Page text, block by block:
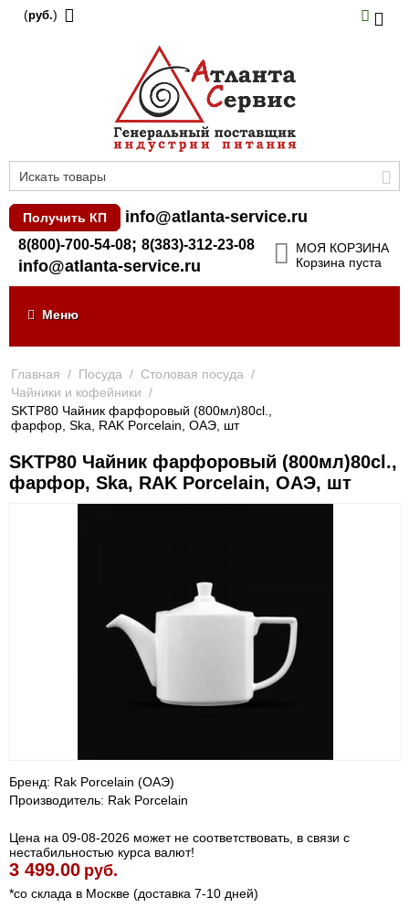
(руб.)
Получить КП info@atlanta-service.ru
8(800)-700-54-08; 8(383)-312-23-08
info@atlanta-service.ru
МОЯ КОРЗИНА
Корзина пуста
Меню
Главная / Посуда / Столовая посуда /
Чайники и кофейники /
SKTP80 Чайник фарфоровый (800мл)80cl.,
фарфор, Ska, RAK Porcelain, ОАЭ, шт
SKTP80 Чайник фарфоровый (800мл)80cl.,
фарфор, Ska, RAK Porcelain, ОАЭ, шт
Бренд: Rak Porcelain (ОАЭ)
Производитель: Rak Porcelain
Цена на 09-08-2026 может не соответствовать, в связи с
нестабильностью курса валют!
3 499.00 руб.
*со склада в Москве (доставка 7-10 дней)